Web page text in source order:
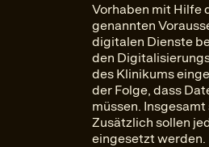
Vorhaben mit Hilfe
genannten
digitalen Dienste
den
des Klinikums
der Folge, dass
müssen.
Zusätzlich sollen
eingesetzt werden.